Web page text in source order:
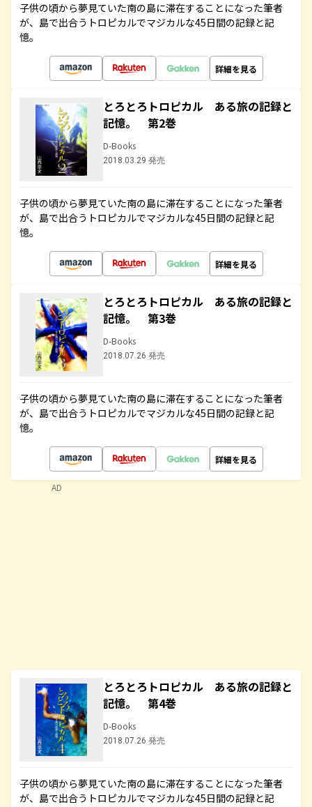
子供の頃から夢見ていた南の島に滞在することになった筆者
が、島で出合うトロピカルでマジカルな45日間の記録と記
憶。
詳細を見る
とろとろトロピカル ある旅の記録と
記憶。 第2巻
D-Books
2018.03.29 発売
子供の頃から夢見ていた南の島に滞在することになった筆者
が、島で出合うトロピカルでマジカルな45日間の記録と記
憶。
詳細を見る
とろとろトロピカル ある旅の記録と
記憶。 第3巻
D-Books
2018.07.26 発売
子供の頃から夢見ていた南の島に滞在することになった筆者
が、島で出合うトロピカルでマジカルな45日間の記録と記
憶。
詳細を見る
とろとろトロピカル ある旅の記録と
記憶。 第4巻
D-Books
2018.07.26 発売
子供の頃から夢見ていた南の島に滞在することになった筆者
が、島で出合うトロピカルでマジカルな45日間の記録と記
AD